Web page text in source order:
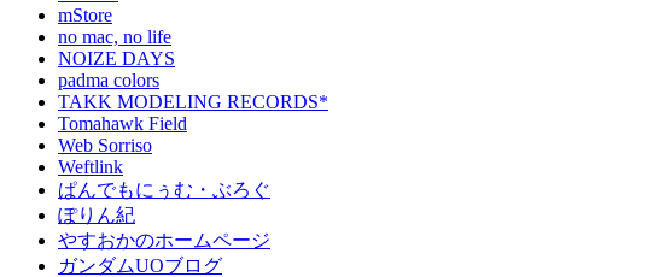
mStore
no mac, no life
NOIZE DAYS
padma colors
TAKK MODELING RECORDS*
Tomahawk Field
Web Sorriso
Weftlink
ぱんでもにぅむ・ぶろぐ
ぽりん紀
やすおかのホームページ
ガンダムUOブログ